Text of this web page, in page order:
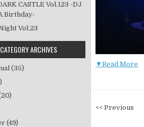
▼Read More
投
<< Previous
CASTLE Vol.123 -DJ
Birthday-
Vol.23
CATEGORY ARCHIVES
(35)
(49)